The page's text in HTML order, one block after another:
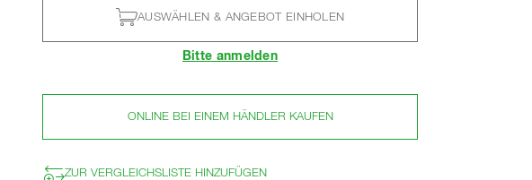
AUSWÄHLEN & ANGEBOT EINHOLEN
Bitte anmelden
ONLINE BEI EINEM HÄNDLER KAUFEN
ZUR VERGLEICHSLISTE HINZUFÜGEN